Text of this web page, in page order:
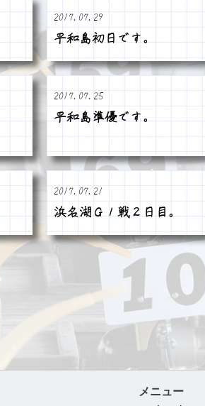
2017.07.29
平和島初日です。
2017.07.25
平和島準優です。
2017.07.21
浜名湖Ｇ１戦２日目。
メニュー